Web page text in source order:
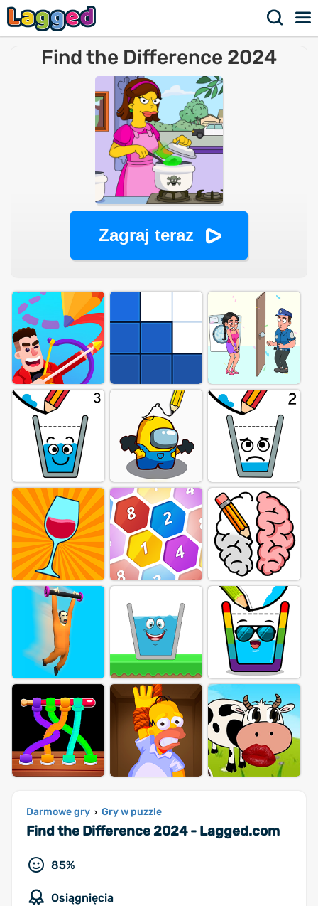
Find the Difference 2024
Zagraj teraz
Darmowe gry › Gry w puzzle
Find the Difference 2024 - Lagged.com
85%
Osiągnięcia